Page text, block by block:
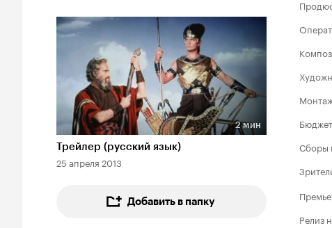
Длительность 2 мин
2 мин
Трейлер (русский язык)
25 апреля 2013
Добавить в папку
Бюджет
Сборы
Релиз